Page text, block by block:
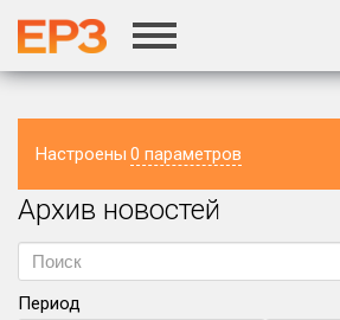
Настроены 0 параметров
Регион
Архив новостей
Период